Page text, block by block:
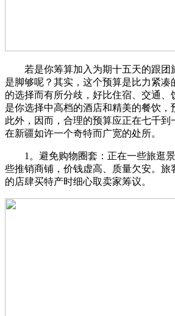
若是你筹算加入为期十五天的跟团
是脚够呢？其实，这个预算是比力紧凑
的选择而有所分歧，好比住宿、交通、
是你选择中高档的酒店和精美的餐饮，
此外，因而，合理的预算应正在七千到
在新疆如许一个奇特而广宽的处所。
1。避免购物圈套：正在一些旅逛景
些推销商铺，价钱虚高、质量欠安。旅
的店肆买特产时细心取卖家筹议。